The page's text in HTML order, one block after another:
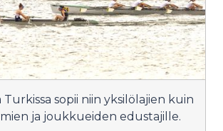
sopii niin yksilölajien kuin
ja joukkueiden edustajille.